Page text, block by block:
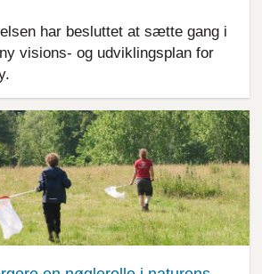
har besluttet at sætte gang i
visions- og udviklingsplan for